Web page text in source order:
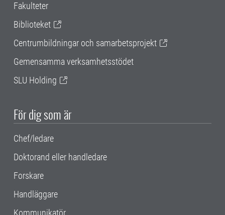
Fakulteter
Biblioteket
Centrumbildningar och samarbetsprojekt
Gemensamma verksamhetsstödet
SLU Holding
För dig som är
Chef/ledare
Doktorand eller handledare
Forskare
Handläggare
Kommunikatör